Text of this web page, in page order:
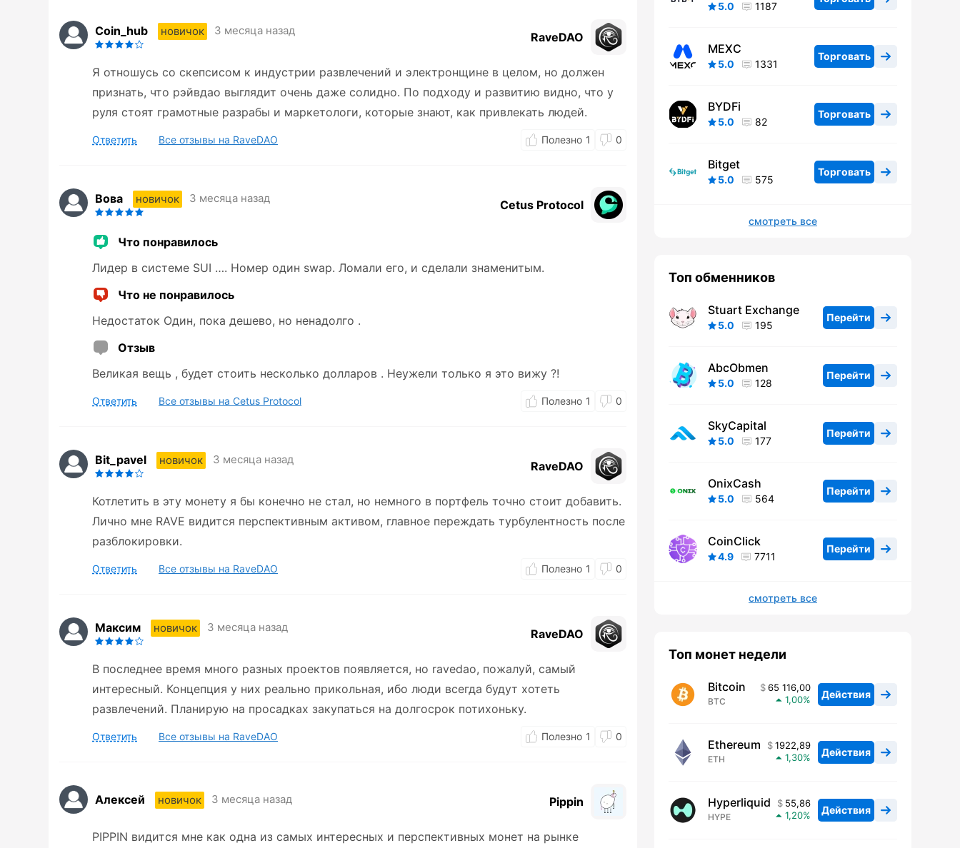
Coin_hub новичок 3 месяца назад RaveDAO
Я отношусь со скепсисом к индустрии развлечений и электронщине в целом, но должен
признать, что рэйвдао выглядит очень даже солидно. По подходу и развитию видно, что у
руля стоят грамотные разрабы и маркетологи, которые знают, как привлекать людей.
Ответить Все отзывы на RaveDAO 1 0
Вова новичок 3 месяца назад Cetus Protocol
Что понравилось
Лидер в системе SUI …. Номер один swap. Ломали его, и сделали знаменитым.
Что не понравилось
Недостаток Один, пока дешево, но ненадолго .
Отзыв
Великая вещь , будет стоить несколько долларов . Неужели только я это вижу ?!
Ответить Все отзывы на Cetus Protocol 1 0
Bit_pavel новичок 3 месяца назад RaveDAO
Котлетить в эту монету я бы конечно не стал, но немного в портфель точно стоит добавить.
Лично мне RAVE видится перспективным активом, главное переждать турбулентность после
разблокировки.
Ответить Все отзывы на RaveDAO 1 0
Максим новичок 3 месяца назад RaveDAO
В последнее время много разных проектов появляется, но ravedao, пожалуй, самый
интересный. Концепция у них реально прикольная, ибо люди всегда будут хотеть
развлечений. Планирую на просадках закупаться на долгосрок потихоньку.
Ответить Все отзывы на RaveDAO 1 0
Алексей новичок 3 месяца назад Pippin
PIPPIN видится мне как одна из самых интересных и перспективных монет на рынке
5.0 1187
MEXC
5.0 1331
Торговать
BYDFi
5.0 82
Торговать
Bitget
5.0 575
Торговать
смотреть все
Топ обменников
Stuart Exchange
5.0 195
Перейти
AbcObmen
5.0 128
Перейти
SkyCapital
5.0 177
Перейти
OnixCash
5.0 564
Перейти
CoinClick
4.9 7711
Перейти
смотреть все
Топ монет недели
Bitcoin
BTC
65 116,00
1,00
Действия
Ethereum
ETH
1922,89
1,30
Действия
Hyperliquid
HYPE
55,86
1,20
Действия